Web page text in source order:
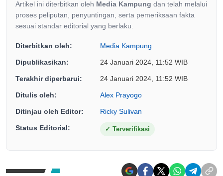
Artikel ini diterbitkan oleh Media Kampung dan telah melalui
proses peliputan, penyuntingan, serta pemeriksaan fakta
sesuai standar editorial yang berlaku.
Diterbitkan oleh: Media Kampung
Dipublikasikan: 24 Januari 2024, 11:52 WIB
Terakhir diperbarui: 24 Januari 2024, 11:52 WIB
Ditulis oleh: Alex Prayogo
Ditinjau oleh Editor: Ricky Sulivan
Status Editorial: ✓ Terverifikasi